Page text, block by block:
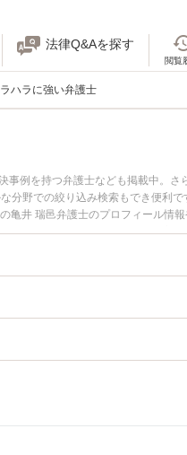
法律Q&Aを探す
閲覧
ハラに強い弁護士
例を持つ弁護士なども掲載中。さ
分野での絞り込み検索もでき便利
亀井 瑞邑弁護士のプロフィール情
モラハラ離婚のトラブル解決の実
者さんにおすすめです。